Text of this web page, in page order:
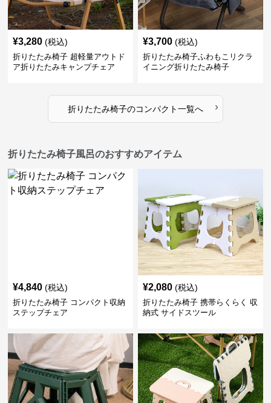
¥3,280 (税込)
折りたたみ椅子 超軽量アウトド
ア折りたたみキャンプチェア
¥3,700 (税込)
折りたたみ椅子ふわもこリクラ
イニング折りたたみ椅子
折りたたみ椅子のコンパクト一覧へ ›
折りたたみ椅子風呂のおすすめアイテム
¥4,840 (税込)
折りたたみ椅子 コンパクト収納
ステップチェア
¥2,080 (税込)
折りたたみ椅子 携帯らくらく 収
納式 サイドスツール